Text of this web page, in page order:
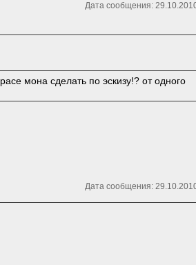
Дата сообщения:
мона сделать по эскизу!? от одного
Дата сообщения: